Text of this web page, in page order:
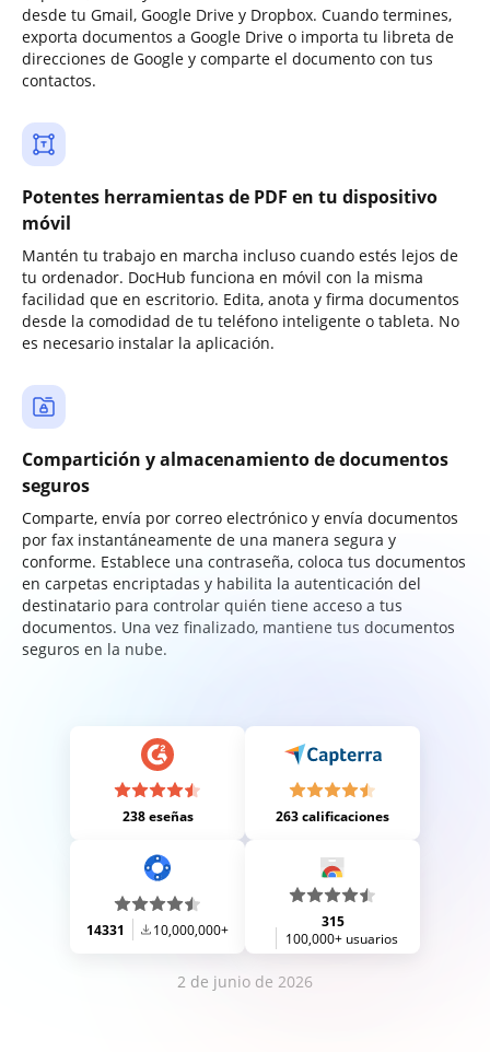
desde tu Gmail, Google Drive y Dropbox. Cuando termines,
exporta documentos a Google Drive o importa tu libreta de
direcciones de Google y comparte el documento con tus
contactos.
Potentes herramientas de PDF en tu dispositivo
móvil
Mantén tu trabajo en marcha incluso cuando estés lejos de
tu ordenador. DocHub funciona en móvil con la misma
facilidad que en escritorio. Edita, anota y firma documentos
desde la comodidad de tu teléfono inteligente o tableta. No
es necesario instalar la aplicación.
Compartición y almacenamiento de documentos
seguros
Comparte, envía por correo electrónico y envía documentos
por fax instantáneamente de una manera segura y
conforme. Establece una contraseña, coloca tus documentos
en carpetas encriptadas y habilita la autenticación del
destinatario para controlar quién tiene acceso a tus
documentos. Una vez finalizado, mantiene tus documentos
seguros en la nube.
238 eseñas 263 calificaciones
14331 10,000,000+
315
100,000+ usuarios
2 de junio de 2026